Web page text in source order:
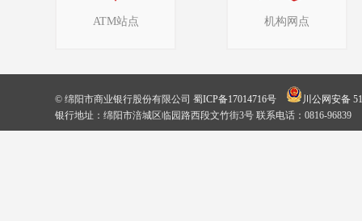
ATM站点 机构网点
© 绵阳市商业银行股份有限公司 蜀ICP备17014716号
川公网安备
银行地址：绵阳市涪城区临园路西段文竹街3号 联系电话：0816-96839